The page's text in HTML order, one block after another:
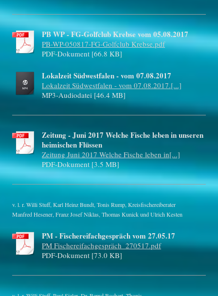
PB WP - FG-Golfclub Krebse vom 05.08.2017
PB-WP-050817-FG-Golfclub Krebse.pdf
PDF-Dokument [66.8 KB]
Lokalzeit Südwestfalen - vom 07.08.2017
Lokalzeit Südwestfalen - vom 07.08.2017.[...]
MP3-Audiodatei [46.4 MB]
Zeitung - Juni 2017 Welche Fische leben in unseren
heimischen Flüssen
Zeitung Juni 2017 Welche Fische leben in[...]
PDF-Dokument [3.5 MB]
v. l. r. Willi Stuff, Karl Heinz Bundt, Tonis Rump, Kreisfischereiberater
Manfred Hesener, Franz Josef Niklas, Thomas Kunick und Ulrich Kesten
PM - Fischereifachgespräch vom 27.05.17
PM Fischereifachgespräch_270517.pdf
PDF-Dokument [73.0 KB]